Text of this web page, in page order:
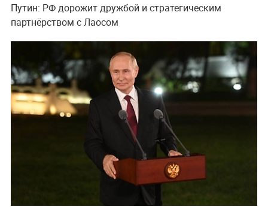
Путин: РФ дорожит дружбой и стратегическим
партнёрством с Лаосом